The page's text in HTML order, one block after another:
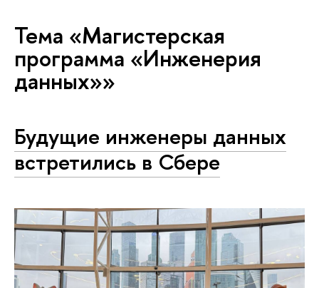
Тема «Магистерская
программа «Инженерия
данных»»
Будущие инженеры данных
встретились в Сбере